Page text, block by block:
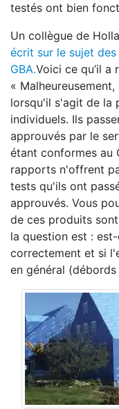
testés ont bien
Un collègue de
écrit sur le sujet
GBA.Voici ce qu’il a
«
lorsqu'il s'agit de la
individuels. Ils
approuvés par le
étant conformes au
rapports n'offrent
tests qu'ils ont
approuvés. Vous
de ces produits
la question est :
correctement et si
en général